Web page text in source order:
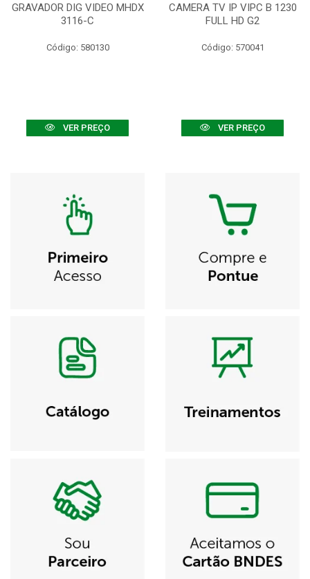
GRAVADOR DIG VIDEO MHDX
3116-C
Código: 580130
VER PREÇO
CAMERA TV IP VIPC B 1230
FULL HD G2
Código: 570041
VER PREÇO